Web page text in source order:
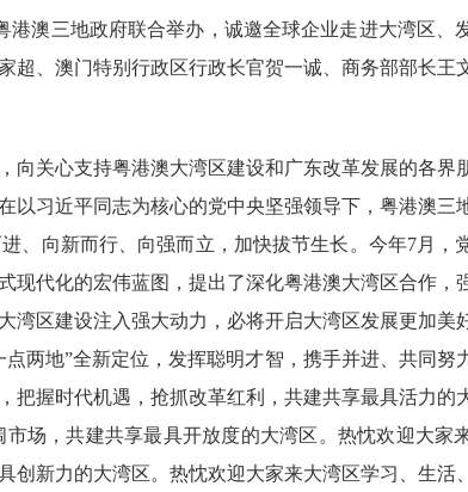
澳三地政府联合举办，诚邀全球企业走进大湾区、
、澳门特别行政区行政长官贺一诚、商务部部长王
关心支持粤港澳大湾区建设和广东改革发展的各界
习近平同志为核心的党中央坚强领导下，粤港澳三
、向新而行、向强而立，加快拔节生长。今年7月，
代化的宏伟蓝图，提出了深化粤港澳大湾区合作，
区建设注入强大动力，必将开启大湾区发展更加美
两地”全新定位，发挥聪明才智，携手并进、共同努
握时代机遇，抢抓改革红利，共建共享最具活力的
场，共建共享最具开放度的大湾区。热忱欢迎大家
新力的大湾区。热忱欢迎大家来大湾区学习、生活